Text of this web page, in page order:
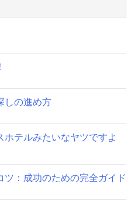
しの進め方
ホテルみたいなヤツですよ
：成功のための完全ガイド